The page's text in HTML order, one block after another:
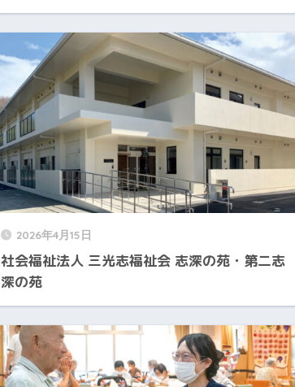
2026年4月15日
社会福祉法人 三光志福祉会 志深の苑・第二志
深の苑